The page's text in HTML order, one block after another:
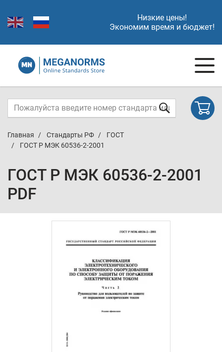
Низкие цены!
Экономим время и бюджет!
Главная Стандарты РФ
ГОСТ
ГОСТ Р МЭК 60536-2-2001
ГОСТ Р МЭК 60536-2-2001
PDF